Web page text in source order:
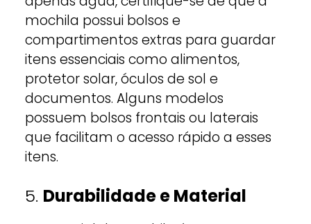
mochila possui bolsos e
compartimentos extras para guardar
itens essenciais como alimentos,
protetor solar, óculos de sol e
documentos. Alguns modelos
possuem bolsos frontais ou laterais
que facilitam o acesso rápido a esses
itens.
5. Durabilidade e Material